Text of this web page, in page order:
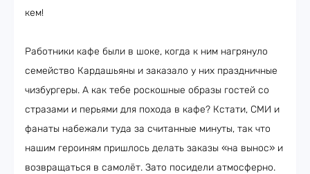
кем!
Работники кафе были в шоке, когда к ним нагрянуло
семейство Кардашьяны и заказало у них праздничные
чизбургеры. А как тебе роскошные образы гостей со
стразами и перьями для похода в кафе? Кстати, СМИ и
фанаты набежали туда за считанные минуты, так что
нашим героиням пришлось делать заказы «на вынос» и
возвращаться в самолёт. Зато посидели атмосферно.